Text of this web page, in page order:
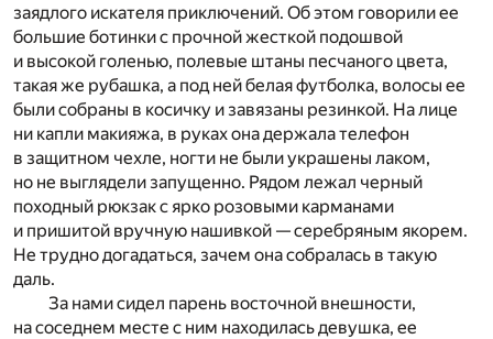
заядлого искателя приключений. Об этом говорили ее
большие ботинки с прочной жесткой подошвой
и высокой голенью, полевые штаны песчаного цвета,
такая же рубашка, а под ней белая футболка, волосы ее
были собраны в косичку и завязаны резинкой. На лице
ни капли макияжа, в руках она держала телефон
в защитном чехле, ногти не были украшены лаком,
но не выглядели запущенно. Рядом лежал черный
походный рюкзак с ярко розовыми карманами
и пришитой вручную нашивкой — серебряным якорем.
Не трудно догадаться, зачем она собралась в такую
даль.
За нами сидел парень восточной внешности,
на соседнем месте с ним находилась девушка, ее